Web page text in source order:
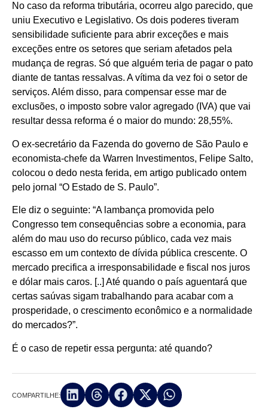
No caso da reforma tributária, ocorreu algo parecido, que
uniu Executivo e Legislativo. Os dois poderes tiveram
sensibilidade suficiente para abrir exceções e mais
exceções entre os setores que seriam afetados pela
mudança de regras. Só que alguém teria de pagar o pato
diante de tantas ressalvas. A vítima da vez foi o setor de
serviços. Além disso, para compensar esse mar de
exclusões, o imposto sobre valor agregado (IVA) que vai
resultar dessa reforma é o maior do mundo: 28,55%.
O ex-secretário da Fazenda do governo de São Paulo e
economista-chefe da Warren Investimentos, Felipe Salto,
colocou o dedo nesta ferida, em artigo publicado ontem
pelo jornal “O Estado de S. Paulo”.
Ele diz o seguinte: “A lambança promovida pelo
Congresso tem consequências sobre a economia, para
além do mau uso do recurso público, cada vez mais
escasso em um contexto de dívida pública crescente. O
mercado precifica a irresponsabilidade e fiscal nos juros
e dólar mais caros. [..] Até quando o país aguentará que
certas saúvas sigam trabalhando para acabar com a
prosperidade, o crescimento econômico e a normalidade
do mercados?”.
É o caso de repetir essa pergunta: até quando?
COMPARTILHE: